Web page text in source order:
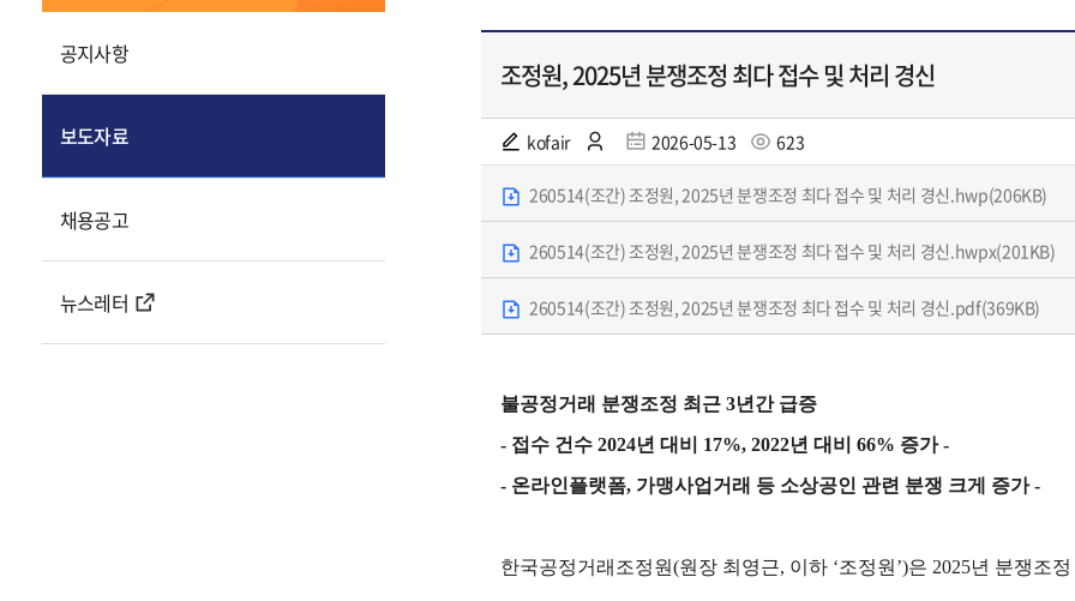
공지사항
보도자료
채용공고
뉴스레터
조정원, 2025년 분쟁조정 최다 접수 및 처리 경신
kofair 2026-05-13 623
260514(조간) 조정원, 2025년 분쟁조정 최다 접수 및 처리 경신.hwp(206KB)
260514(조간) 조정원, 2025년 분쟁조정 최다 접수 및 처리 경신.hwpx(201KB)
260514(조간) 조정원, 2025년 분쟁조정 최다 접수 및 처리 경신.pdf(369KB)
불공정거래 분쟁조정 최근 3년간 급증
- 접수 건수 2024년 대비 17%, 2022년 대비 66% 증가 -
- 온라인플랫폼, 가맹사업거래 등 소상공인 관련 분쟁 크게 증가 -
한국공정거래조정원(원장 최영근, 이하 ‘조정원’)은 2025년 분쟁조